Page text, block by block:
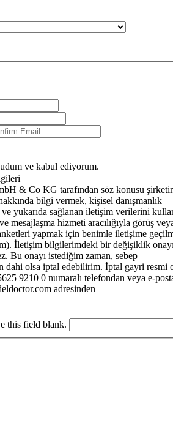
ve kabul ediyorum.
& Co KG tarafından söz konusu
bilgi vermek, kişisel danışmanlık
yukarıda sağlanan iletişim verilerini
mesajlaşma hizmeti aracılığıyla görüş
yapmak için benimle iletişime
İletişim bilgilerimdeki bir değişiklik
Bu onayı istediğim zaman, sebep
dahi olsa iptal edebilirim. İptal gayri resmi
9210 0 numaralı telefondan veya e-
adresinden
this field blank.